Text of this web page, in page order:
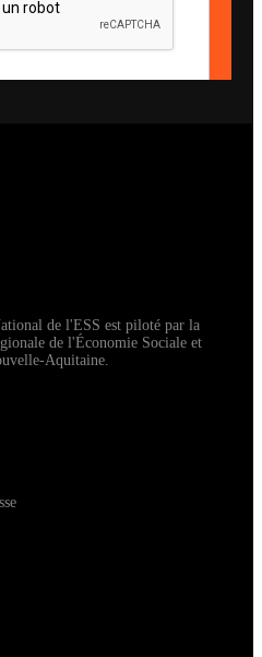
de l'ESS est piloté par la
de l'Économie Sociale et
Aquitaine.